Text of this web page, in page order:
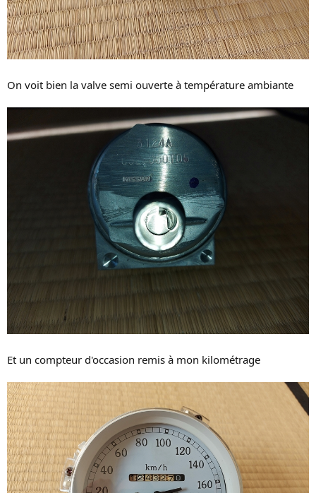
On voit bien la valve semi ouverte à température ambiante
Et un compteur d'occasion remis à mon kilométrage